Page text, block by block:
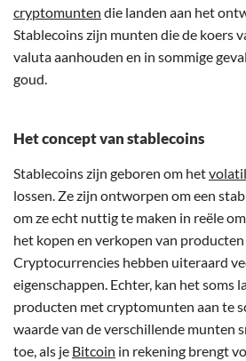
cryptomunten die landen aan het
Stablecoins zijn munten die de koers
valuta aanhouden en in sommige
goud.
Het concept van stablecoins
Stablecoins zijn geboren om het
lossen. Ze zijn ontworpen om een
om ze echt nuttig te maken in reële
het kopen en verkopen van
Cryptocurrencies hebben uiteraard
eigenschappen. Echter, kan het soms
producten met cryptomunten aan te
waarde van de verschillende munten
toe, als je Bitcoin in rekening brengt